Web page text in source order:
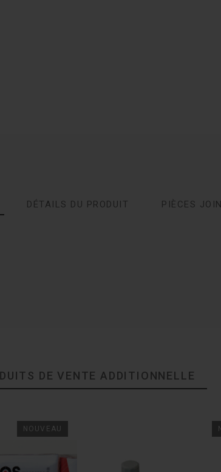
DÉTAILS DU PRODUIT PIÈCES
Contrôle de tous les
DE VENTE ADDITIONNELLE
NOUVEAU